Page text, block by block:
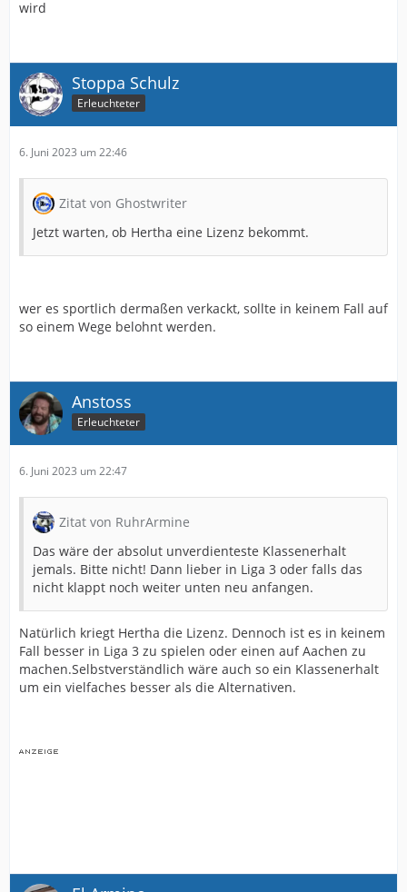
wird
Stoppa Schulz
Erleuchteter
6. Juni 2023 um 22:46
Zitat von Ghostwriter
Jetzt warten, ob Hertha eine Lizenz bekommt.
wer es sportlich dermaßen verkackt, sollte in keinem Fall auf
so einem Wege belohnt werden.
Anstoss
Erleuchteter
6. Juni 2023 um 22:47
Zitat von RuhrArmine
Das wäre der absolut unverdienteste Klassenerhalt
jemals. Bitte nicht! Dann lieber in Liga 3 oder falls das
nicht klappt noch weiter unten neu anfangen.
Natürlich kriegt Hertha die Lizenz. Dennoch ist es in keinem
Fall besser in Liga 3 zu spielen oder einen auf Aachen zu
machen.Selbstverständlich wäre auch so ein Klassenerhalt
um ein vielfaches besser als die Alternativen.